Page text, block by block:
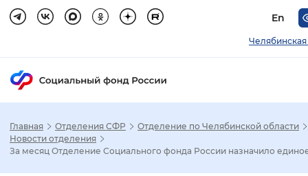
En
Челябинская
Настройка режима отображения
Главная Отделения СФР
Отделение по Челябинской области
Новости отделения
За месяц Отделение Социального фонда России назначило